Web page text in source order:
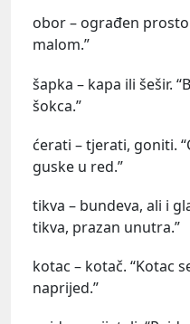
obor – ograđen
malom.”
šapka – kapa ili šešir.
šokca.”
ćerati – tjerati, goniti.
guske u red.”
tikva – bundeva, ali i
tikva, prazan unutra.”
kotac – kotač. “Kotac
naprijed.”